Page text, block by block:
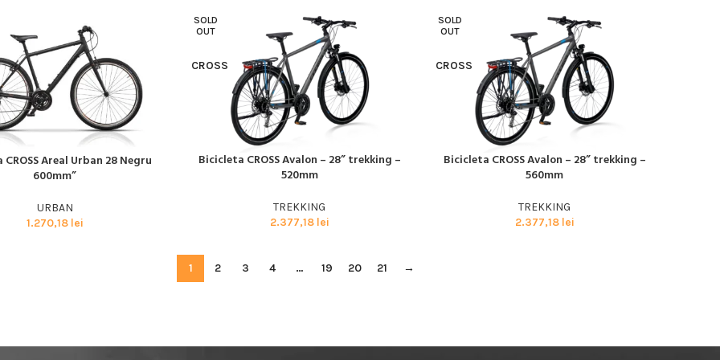
MULT
Areal Urban 28 Negru
600mm”
URBAN
1.270,18 lei
SOLD
OUT
CROSS
CITEȘTE MAI MULT
Bicicleta CROSS Avalon – 28” trekking –
520mm
TREKKING
2.377,18 lei
SOLD
OUT
CROSS
CITEȘTE MAI MULT
Bicicleta CROSS Avalon – 28” trekking –
560mm
TREKKING
2.377,18 lei
1 2 3 4 … 19 20 21 →